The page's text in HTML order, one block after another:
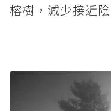
榕樹，減少接近